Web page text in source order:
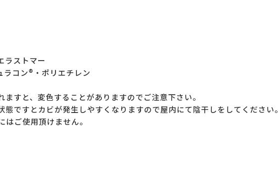
ストマー
ン®・ポリエチレン
すと、変色することがありますのでご注意下さい。
ですとカビが発生しやすくなりますので屋内にて陰干しをしてください。
ご使用頂けません。